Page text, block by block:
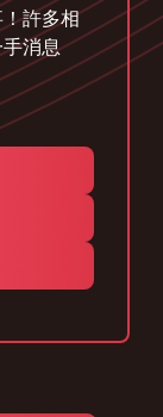
許多相
消息